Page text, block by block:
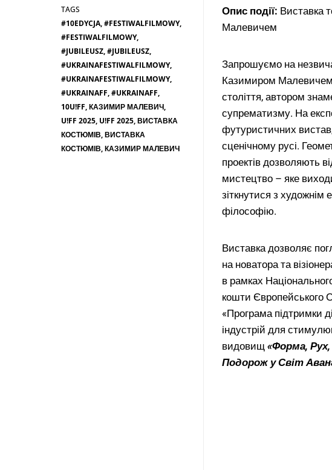
#10EDYCJA,#FESTIWALFILMOWY,
#FESTIWALFILMOWY,
#JUBILEUSZ,#JUBILEUSZ,
#UKRAINAFESTIWALFILMOWY,
#UKRAINAFESTIWALFILMOWY,
#UKRAINAFF,#UKRAINAFF,
10U!FF,КАЗИМИР МАЛЕВИЧ,
U!FF 2025, U!FF 2025,ВИСТАВКА
КОСТЮМІВ,ВИСТАВКА
КОСТЮМІВ,КАЗИМИР МАЛЕВИЧ
Опис події: Виставка
Малевичем
Запрошуємо на
Казимиром Малевичем
століття, автором
супрематизму. На
футуристичних
сценічному русі.
проектів дозволяють
мистецтво – яке
зіткнутися з
філософію.
Виставка дозволяє
на новатора та
в рамках
кошти Європейського
«Програма підтримки
індустрій для
видовищ«Форма,
Подорож у Світ